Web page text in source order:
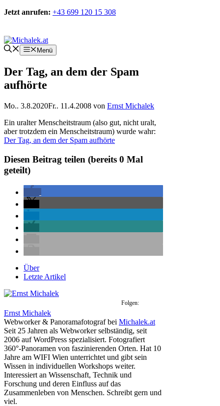
Zum
Jetzt anrufen: +43 699 120 15 308
Menü
Der Tag, an dem der Spam
aufhörte
Mo.. 3.8.2020Fr.. 11.4.2008 von Ernst Michalek
Ein uralter Menscheitstraum (also gut, nicht uralt,
aber trotzdem ein Menscheitstraum) wurde wahr:
Der Tag, an dem der Spam aufhörte
Diesen Beitrag teilen (bereits 0 Mal
geteilt)
Über
Letzte Artikel
Folgen:
Ernst Michalek
Webworker & Panoramafotografbei Michalek.at
Seit 25 Jahren als Webworker selbständig, seit
2006 auf WordPress spezialisiert. Fotografiert
360°-Panoramen von faszinierenden Orten. Hat 10
Jahre am WIFI Wien unterrichtet und gibt sein
Wissen in individuellen Workshops weiter.
Interessiert an Wissenschaft, Technik und
Forschung und deren Einfluss auf das
Zusammenleben von Menschen. Schreibt gern und
viel.